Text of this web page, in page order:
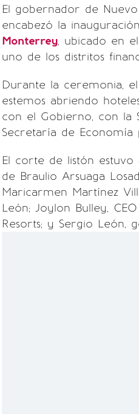
El gobernador de
encabezó la
Monterrey, ubicado en
uno de los distritos
Durante la ceremonia,
estemos abriendo
con el Gobierno, con la
Secretaría de Economía
El corte de listón
de Braulio Arsuaga
Maricarmen Martínez
León; Joylon Bulley,
Resorts; y Sergio León,